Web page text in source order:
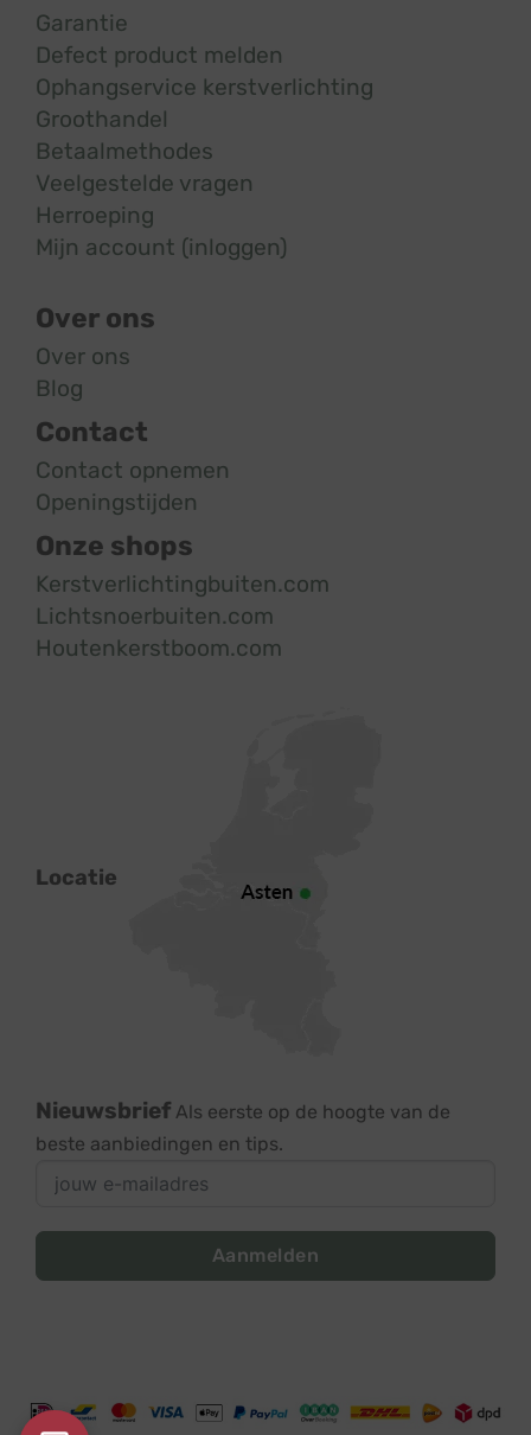
Garantie
Defect product melden
Ophangservice kerstverlichting
Groothandel
Betaalmethodes
Veelgestelde vragen
Herroeping
Mijn account (inloggen)
Over ons
Over ons
Blog
Contact
Contact opnemen
Openingstijden
Onze shops
Kerstverlichtingbuiten.com
Lichtsnoerbuiten.com
Houtenkerstboom.com
Locatie
Nieuwsbrief Als eerste op de hoogte van de
beste aanbiedingen en tips.
Aanmelden